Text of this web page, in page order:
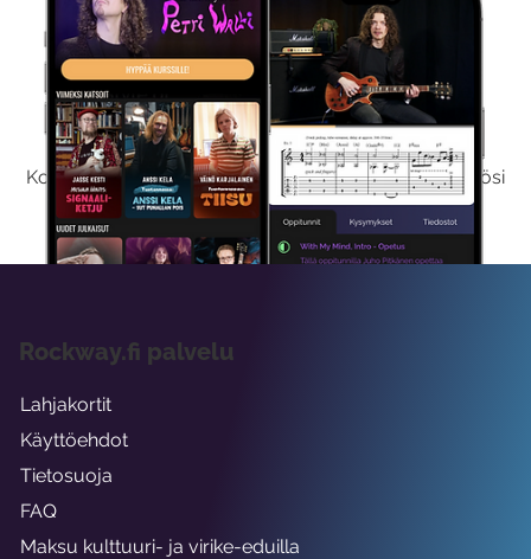
Kokeile Ilmaiseksi
Kokeilemalla ilmaiseksi saat koko sisältömme käyttöösi
viikon ajaksi.
Rockway.fi palvelu
Lahjakortit
Käyttöehdot
Tietosuoja
FAQ
Maksu kulttuuri- ja virike-eduilla